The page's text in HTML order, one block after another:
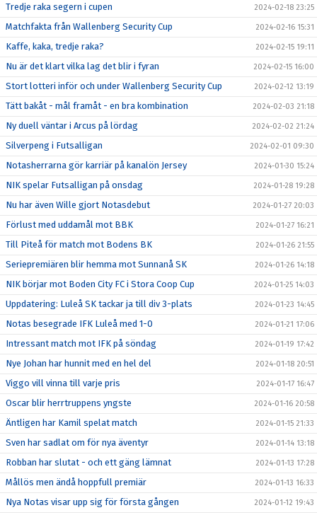
Tredje raka segern i cupen 2024-02-18 23:25
Matchfakta från Wallenberg Security Cup 2024-02-16 15:31
Kaffe, kaka, tredje raka? 2024-02-15 19:11
Nu är det klart vilka lag det blir i fyran 2024-02-15 16:00
Stort lotteri inför och under Wallenberg Security Cup 2024-02-12 13:19
Tätt bakåt - mål framåt - en bra kombination 2024-02-03 21:18
Ny duell väntar i Arcus på lördag 2024-02-02 21:24
Silverpeng i Futsalligan 2024-02-01 09:30
Notasherrarna gör karriär på kanalön Jersey 2024-01-30 15:24
NIK spelar Futsalligan på onsdag 2024-01-28 19:28
Nu har även Wille gjort Notasdebut 2024-01-27 20:03
Förlust med uddamål mot BBK 2024-01-27 16:21
Till Piteå för match mot Bodens BK 2024-01-26 21:55
Seriepremiären blir hemma mot Sunnanå SK 2024-01-26 14:18
NIK börjar mot Boden City FC i Stora Coop Cup 2024-01-25 14:03
Uppdatering: Luleå SK tackar ja till div 3-plats 2024-01-23 14:45
Notas besegrade IFK Luleå med 1-0 2024-01-21 17:06
Intressant match mot IFK på söndag 2024-01-19 17:42
Nye Johan har hunnit med en hel del 2024-01-18 20:51
Viggo vill vinna till varje pris 2024-01-17 16:47
Oscar blir herrtruppens yngste 2024-01-16 20:58
Äntligen har Kamil spelat match 2024-01-15 21:33
Sven har sadlat om för nya äventyr 2024-01-14 13:18
Robban har slutat - och ett gäng lämnat 2024-01-13 17:28
Mållös men ändå hoppfull premiär 2024-01-13 16:33
Nya Notas visar upp sig för första gången 2024-01-12 19:43